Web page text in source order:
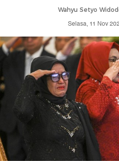
Wahyu Setyo
Selasa, 11 Nov